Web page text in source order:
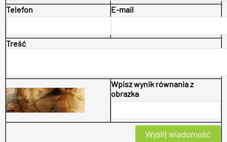
Telefon E-mail
Treść
Wpisz wynik równania z
obrazka